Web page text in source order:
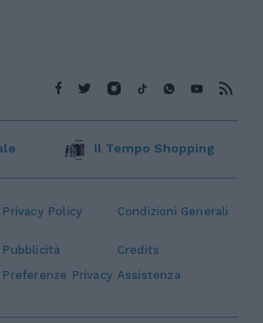
Privacy Policy Condizioni Generali
Pubblicità
Credits
Preferenze Privacy Assistenza
Il Tempo Shopping